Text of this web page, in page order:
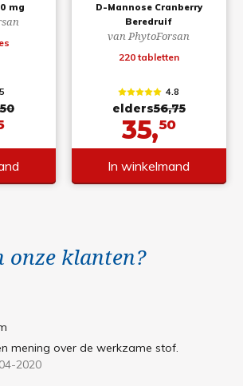
mg
5
D-Mannose Cranberry
Beredruif
van PhytoForsan
220 tabletten
4.8
elders56,75
35,50
In winkelmand
onze klanten?
mening over de werkzame stof.
2020